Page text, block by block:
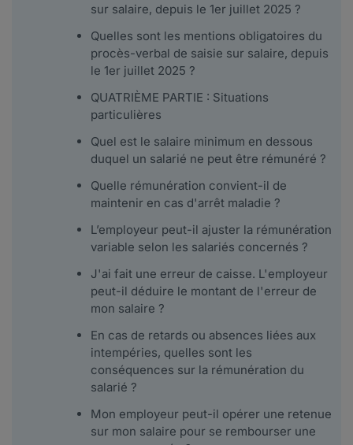
sur salaire, depuis le 1er juillet 2025 ?
Quelles sont les mentions obligatoires du
procès-verbal de saisie sur salaire, depuis
le 1er juillet 2025 ?
QUATRIÈME PARTIE : Situations
particulières
Quel est le salaire minimum en dessous
duquel un salarié ne peut être rémunéré ?
Quelle rémunération convient-il de
maintenir en cas d'arrêt maladie ?
L’employeur peut-il ajuster la rémunération
variable selon les salariés concernés ?
J'ai fait une erreur de caisse. L'employeur
peut-il déduire le montant de l'erreur de
mon salaire ?
En cas de retards ou absences liées aux
intempéries, quelles sont les
conséquences sur la rémunération du
salarié ?
Mon employeur peut-il opérer une retenue
sur mon salaire pour se rembourser une